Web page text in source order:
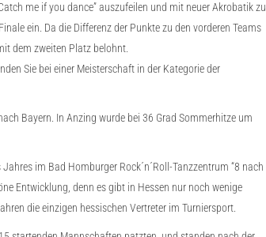
me if you dance” auszufeilen und mit neuer Akrobatik zu
ein. Da die Differenz der Punkte zu den vorderen Teams
dem zweiten Platz belohnt.
Sie bei einer Meisterschaft in der Kategorie der
Bayern. In Anzing wurde bei 36 Grad Sommerhitze um
im Bad Homburger Rock´n´Roll-Tanzzentrum “8 nach
Entwicklung, denn es gibt in Hessen nur noch wenige
die einzigen hessischen Vertreter im Turniersport.